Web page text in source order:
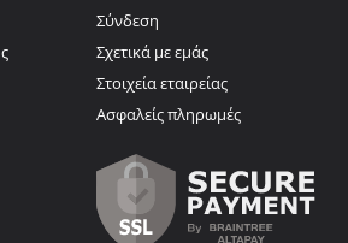
Σύνδεση
Σχετικά με εμάς
Στοιχεία εταιρείας
Ασφαλείς πληρωμές